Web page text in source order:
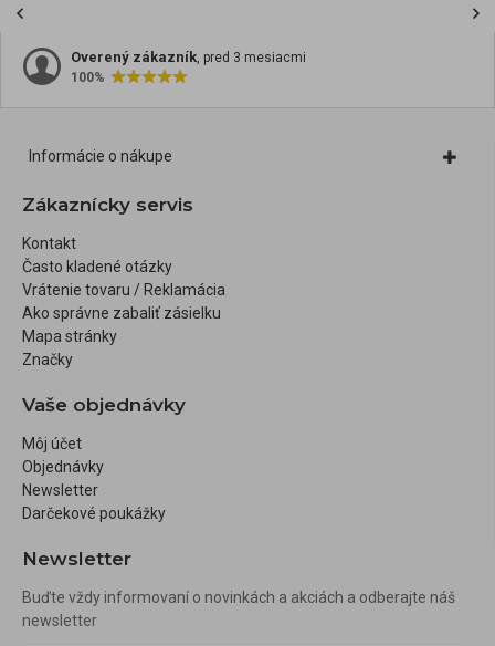
Overený zákazník, pred 3 mesiacmi
100%
Informácie o nákupe
Zákaznícky servis
Kontakt
Často kladené otázky
Vrátenie tovaru / Reklamácia
Ako správne zabaliť zásielku
Mapa stránky
Značky
Vaše objednávky
Môj účet
Objednávky
Newsletter
Darčekové poukážky
Newsletter
Buďte vždy informovaní o novinkách a akciách a odberajte náš
newsletter